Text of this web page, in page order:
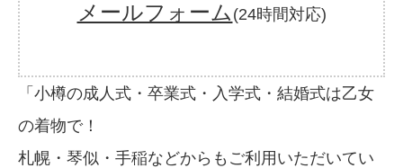
メールフォーム (24時間対応)
「小樽の成人式・卒業式・入学式・結婚式は乙女
の着物で！
札幌・琴似・手稲などからもご利用いただいてい